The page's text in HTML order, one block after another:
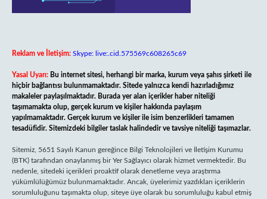
Reklam ve İletişim: Skype: live:.cid.575569c608265c69
Yasal Uyarı: Bu internet sitesi, herhangi bir marka, kurum veya şahıs şirketi ile
hiçbir bağlantısı bulunmamaktadır. Sitede yalnızca kendi hazırladığımız
makaleler paylaşılmaktadır. Burada yer alan içerikler haber niteliği
taşımamakta olup, gerçek kurum ve kişiler hakkında paylaşım
yapılmamaktadır. Gerçek kurum ve kişiler ile isim benzerlikleri tamamen
tesadüfidir. Sitemizdeki bilgiler taslak halindedir ve tavsiye niteliği taşımazlar.
Sitemiz, 5651 Sayılı Kanun gereğince Bilgi Teknolojileri ve İletişim Kurumu
(BTK) tarafından onaylanmış bir Yer Sağlayıcı olarak hizmet vermektedir. Bu
nedenle, sitedeki içerikleri proaktif olarak denetleme veya araştırma
yükümlülüğümüz bulunmamaktadır. Ancak, üyelerimiz yazdıkları içeriklerin
sorumluluğunu taşımakta olup, siteye üye olarak bu sorumluluğu kabul etmiş